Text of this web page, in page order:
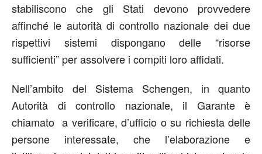
stabiliscono che gli Stati devono provvedere
affinché le autorità di controllo nazionale dei due
rispettivi sistemi dispongano delle “risorse
sufficienti” per assolvere i compiti loro affidati.
Nell’ambito del Sistema Schengen, in quanto
Autorità di controllo nazionale, il Garante è
chiamato a verificare, d’ufficio o su richiesta delle
persone interessate, che l’elaborazione e